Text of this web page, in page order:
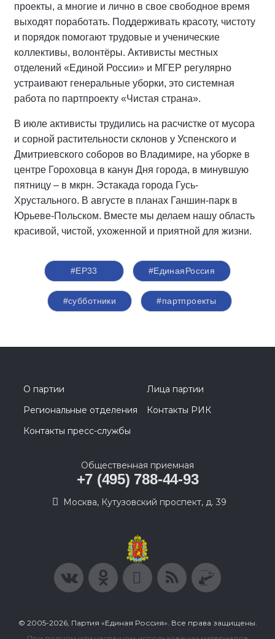
проекты, а многие и лично в свое свободное время
выходят поработать. Поддерживать красоту, чистоту
и порядок помогают трудовые и ученические
коллективы, волонтёры. Активисты местных
отделений «Единой России» и МГЕР регулярно
устраивают генеральные уборки, это системная
работа по партпроекту «Чистая страна».
В июле активисты трудились на расчистке от мусора
и сорной растительности склонов у Успенского и
Дмитриевского соборов во Владимире, на уборке в
центре Гороховца в канун Дня города, в минувшую
пятницу – в мкрн. Эстакада города Гусь-
Хрустального. В августе в планах Ганшин-парк в
Юрьеве-Польском. Вместе мы делаем нашу область
красивой, чистой, ухоженной и приятной для жизни.
#ЕР33 #‎ЕдинаяРоссия
#субботники #партпроекты
О партии
Лица партии
Региональные отделения
Контакты РИК
Контакты пресс-службы
Общественная приемная
+7 (495) 788-44-93
Москва, Кутузовский проспект, д. 39
© 2005-2026, Партия «Единая Россия». Все права защищены.